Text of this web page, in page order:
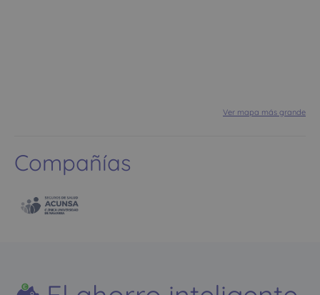
Ver mapa más grande
Compañías